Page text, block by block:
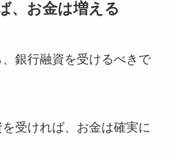
、お金は増える
銀行融資を受けるべきで
受ければ、お金は確実に